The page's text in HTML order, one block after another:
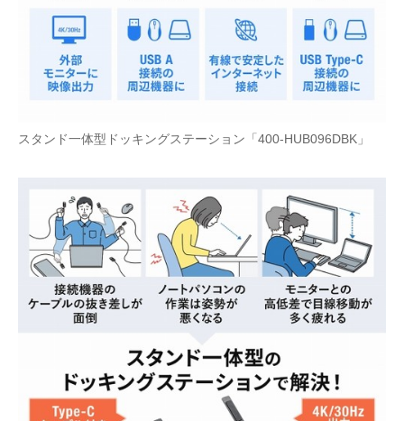
スタンド一体型ドッキングステーション「400-HUB096DBK」